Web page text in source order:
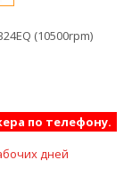
(10500rpm)
по телефону.
дней